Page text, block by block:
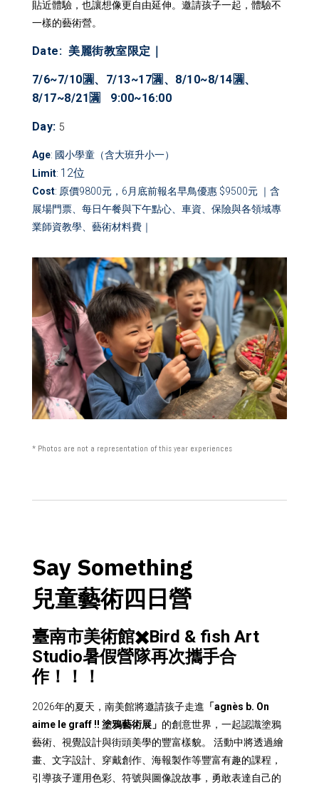
貼近體驗，也讓想像更自由延伸。邀請孩子一起，體驗不
一樣的藝術營。
Date: 美麗街教室限定｜
7/6~7/10🈵、7/13~17🈵、8/10~8/14🈵、
8/17~8/21🈵 9:00~16:00
Day: 5
Age: 國小學童（含大班升小一）
Limit: 12位
Cost: 原價9800元，6月底前報名早鳥優惠 $9500元 ｜含
展場門票、每日午餐與下午點心、車資、保險與各領域專
業師資教學、藝術材料費｜
* Photos are not a representation of this year experiences
Say Something
兒童藝術四日營
臺南市美術館✖️Bird & fish Art
Studio暑假營隊再次攜手合
作！！！
2026年的夏天，南美館將邀請孩子走進 「agnès b. On
aime le graff !! 塗鴉藝術展」 的創意世界，一起認識塗鴉
藝術、視覺設計與街頭美學的豐富樣貌。 活動中將透過繪
畫、文字設計、穿戴創作、海報製作等豐富有趣的課程，
引導孩子運用色彩、符號與圖像說故事，勇敢表達自己的